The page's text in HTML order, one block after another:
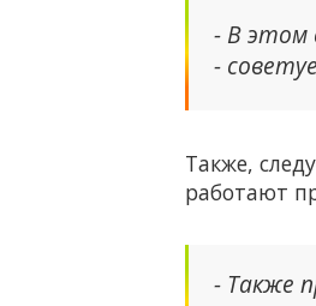
- В этом
-
Также,
работают
- Также